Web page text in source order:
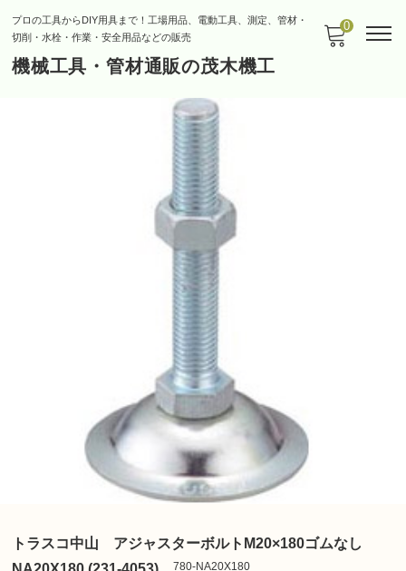
プロの工具からDIY用具まで！工場用品、電動工具、測定、管材・
切削・水栓・作業・安全用品などの販売
機械工具・管材通販の茂木機工
0
トラスコ中山 アジャスターボルトM20×180ゴムなし
780-NA20X180